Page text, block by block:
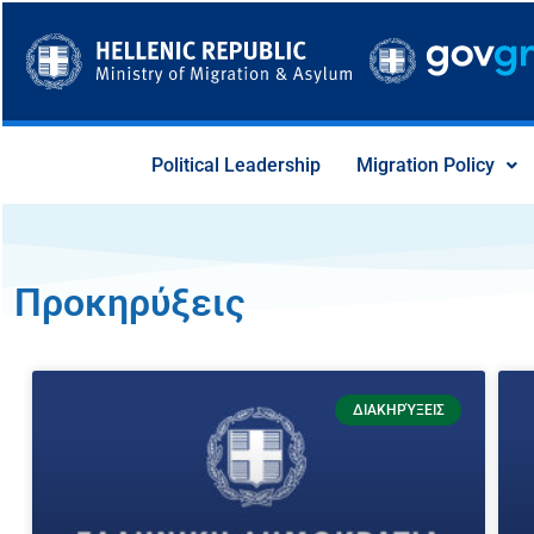
content
Political Leadership Migration Policy
Προκηρύξεις
ΔΙΑΚΗΡΎΞΕΙΣ